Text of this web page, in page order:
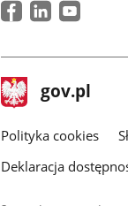
stopka
gov.pl Strona
gov.pl
gov.pl
Polityka cookies
Deklaracja